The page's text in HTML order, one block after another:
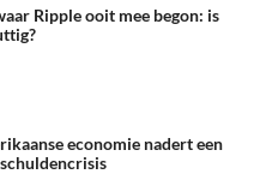
Ripple ooit mee begon: is
economie nadert een